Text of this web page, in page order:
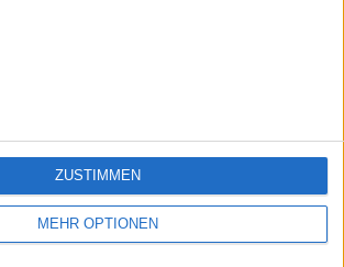
MEHR OPTIONEN
ZUSTIMMEN